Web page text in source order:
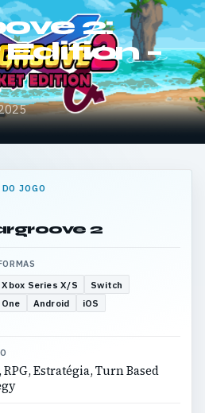
2:
–
JOGO
2
Xbox Series X/S
Switch
Android iOS
Estratégia, Turn Based